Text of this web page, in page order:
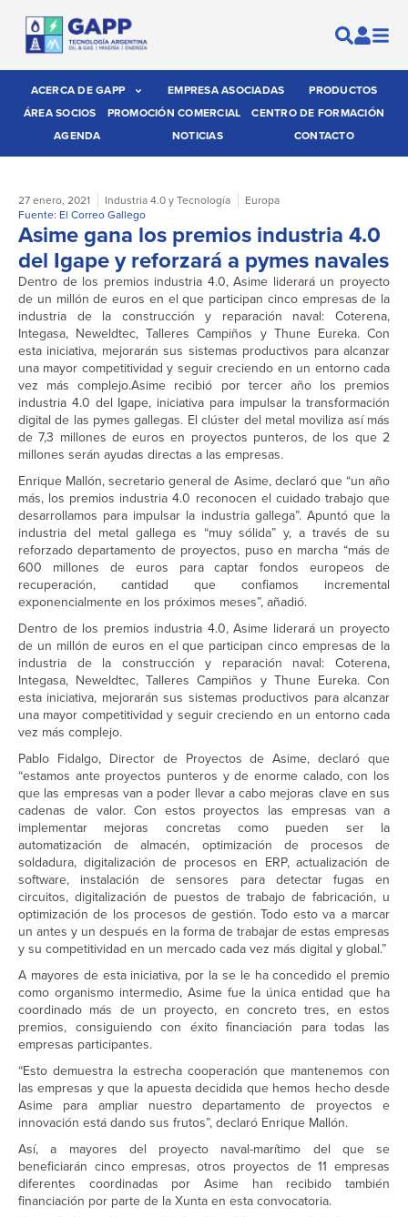
ACERCA DE GAPP EMPRESA ASOCIADAS
PRODUCTOS
ÁREA SOCIOS
PROMOCIÓN COMERCIAL
CENTRO DE FORMACIÓN
AGENDA
NOTICIAS CONTACTO
27 enero, 2021 Industria 4.0 y Tecnología
Europa
Fuente: El Correo Gallego
Asime gana los premios industria 4.0
del Igape y reforzará a pymes navales
Dentro de los premios industria 4.0, Asime liderará un proyecto
de un millón de euros en el que participan cinco empresas de la
industria de la construcción y reparación naval: Coterena,
Integasa, Neweldtec, Talleres Campiños y Thune Eureka. Con
esta iniciativa, mejorarán sus sistemas productivos para alcanzar
una mayor competitividad y seguir creciendo en un entorno cada
vez más complejo.Asime recibió por tercer año los premios
industria 4.0 del Igape, iniciativa para impulsar la transformación
digital de las pymes gallegas. El clúster del metal moviliza así más
de 7,3 millones de euros en proyectos punteros, de los que 2
millones serán ayudas directas a las empresas.
Enrique Mallón, secretario general de Asime, declaró que “un año
más, los premios industria 4.0 reconocen el cuidado trabajo que
desarrollamos para impulsar la industria gallega”. Apuntó que la
industria del metal gallega es “muy sólida” y, a través de su
reforzado departamento de proyectos, puso en marcha “más de
600 millones de euros para captar fondos europeos de
recuperación, cantidad que confiamos incremental
exponencialmente en los próximos meses”, añadió.
Dentro de los premios industria 4.0, Asime liderará un proyecto
de un millón de euros en el que participan cinco empresas de la
industria de la construcción y reparación naval: Coterena,
Integasa, Neweldtec, Talleres Campiños y Thune Eureka. Con
esta iniciativa, mejorarán sus sistemas productivos para alcanzar
una mayor competitividad y seguir creciendo en un entorno cada
vez más complejo.
Pablo Fidalgo, Director de Proyectos de Asime, declaró que
“estamos ante proyectos punteros y de enorme calado, con los
que las empresas van a poder llevar a cabo mejoras clave en sus
cadenas de valor. Con estos proyectos las empresas van a
implementar mejoras concretas como pueden ser la
automatización de almacén, optimización de procesos de
soldadura, digitalización de procesos en ERP, actualización de
software, instalación de sensores para detectar fugas en
circuitos, digitalización de puestos de trabajo de fabricación, u
optimización de los procesos de gestión. Todo esto va a marcar
un antes y un después en la forma de trabajar de estas empresas
y su competitividad en un mercado cada vez más digital y global.”
A mayores de esta iniciativa, por la se le ha concedido el premio
como organismo intermedio, Asime fue la única entidad que ha
coordinado más de un proyecto, en concreto tres, en estos
premios, consiguiendo con éxito financiación para todas las
empresas participantes.
“Esto demuestra la estrecha cooperación que mantenemos con
las empresas y que la apuesta decidida que hemos hecho desde
Asime para ampliar nuestro departamento de proyectos e
innovación está dando sus frutos”, declaró Enrique Mallón.
Así, a mayores del proyecto naval-marítimo del que se
beneficiarán cinco empresas, otros proyectos de 11 empresas
diferentes coordinadas por Asime han recibido también
financiación por parte de la Xunta en esta convocatoria.